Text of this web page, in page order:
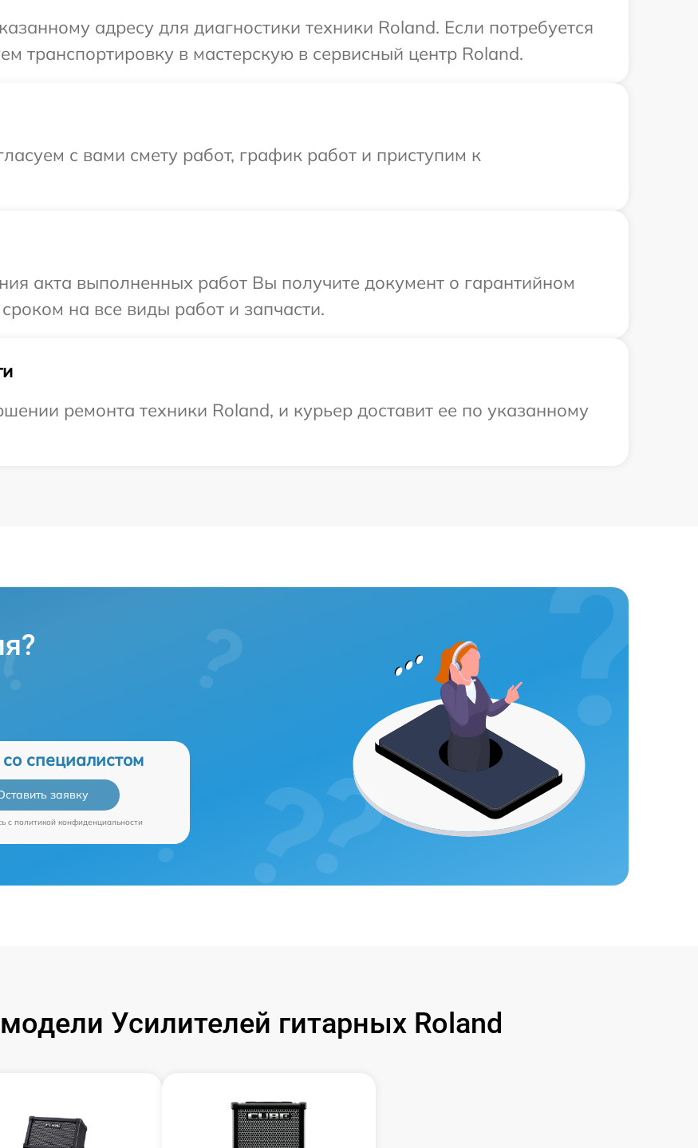
адресу для диагностики техники Roland. Если потребуется
транспортировку в мастерскую в сервисный центр Roland.
с вами смету работ, график работ и приступим к
акта выполненных работ Вы получите документ о гарантийном
на все виды работ и запчасти.
ремонта техники Roland, и курьер доставит ее по указанному
специалистом
заявку
c политикой конфиденциальности
Усилителей гитарных Roland